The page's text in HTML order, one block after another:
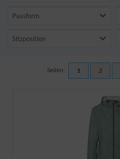
Passform
Sitzposition
Seiten: 1 2